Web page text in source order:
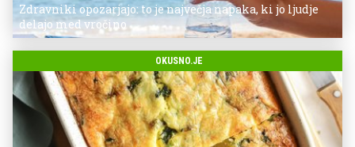
Zdravniki opozarjajo: to je največja napaka, ki jo ljudje
delajo med vročino
OKUSNO.JE